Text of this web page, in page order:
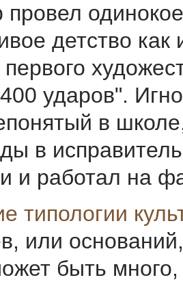
провел
детство
первого
ударов".
в
в
и работал на
типологии
или
быть